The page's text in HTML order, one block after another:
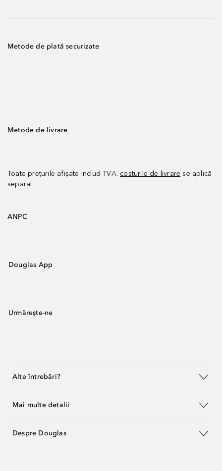
Metode de plată securizate
Metode de livrare
Toate prețurile afișate includ TVA. costurile de livrare se aplică
separat.
ANPC
Douglas App
Urmărește-ne
Alte întrebări?
Mai multe detalii
Despre Douglas